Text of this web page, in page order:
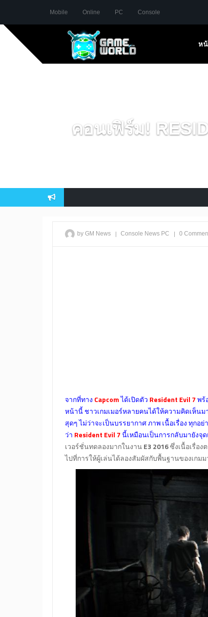
Mobile Online PC Console
ห
คอนเฟิร์ม!
by GM News | Console News PC | 0
จากที่ทาง Capcomได้เปิดตัว Resident Evil 7พร้
หน้านี้ ชาวเกมเมอร์หลายคนได้ให้ความคิดเห็น
สุดๆ ไม่ว่าจะเป็นบรรยากาศ ภาพ เนื้อเรื่อง ทุก
ว่า Resident Evil 7นี้เหมือนเป็นการกลับมายังจุ
เวอร์ชั่นทดลองมากในงาน E3 2016ซึ่งเนื้อเรื่อง
ไปที่การให้ผู้เล่นได้ลองสัมผัสกับพื้นฐานของเกม